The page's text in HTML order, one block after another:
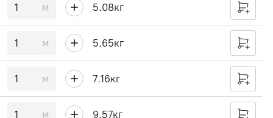
м 5.08кг
м 5.65кг
м 7.16кг
м 9.57кг